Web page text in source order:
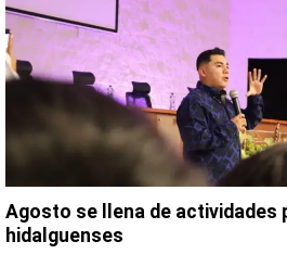
Agosto se llena de actividades
hidalguenses